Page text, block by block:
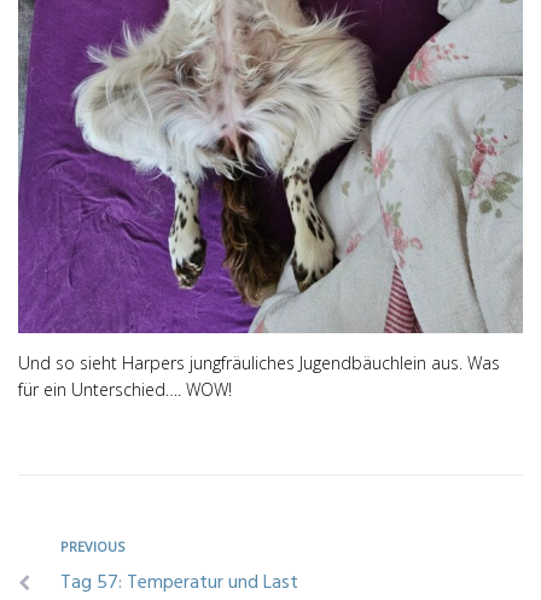
Und so sieht Harpers jungfräuliches Jugendbäuchlein aus. Was
für ein Unterschied…. WOW!
PREVIOUS
Tag 57: Temperatur und Last